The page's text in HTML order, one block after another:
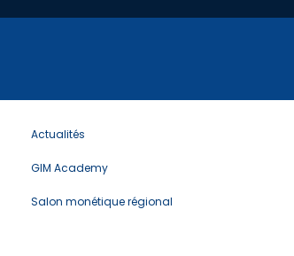
Menu
footer
6
Actualités
GIM Academy
Salon monétique régional